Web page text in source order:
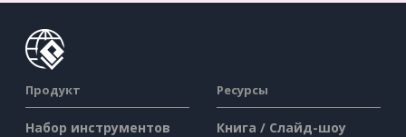
Продукт
Набор инструментов
Ресурсы
Книга / Слайд-шоу